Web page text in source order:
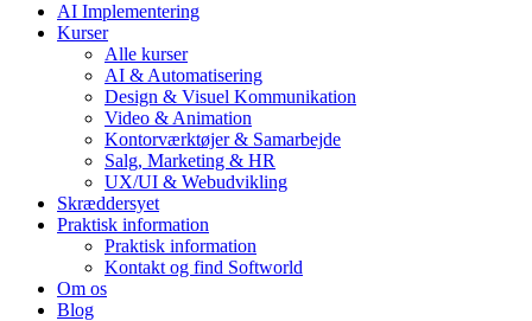
AI Implementering
Kurser
Alle kurser
AI & Automatisering
Design & Visuel Kommunikation
Video & Animation
Kontorværktøjer & Samarbejde
Salg, Marketing & HR
UX/UI & Webudvikling
Skræddersyet
Praktisk information
Praktisk information
Kontakt og find Softworld
Om os
Blog